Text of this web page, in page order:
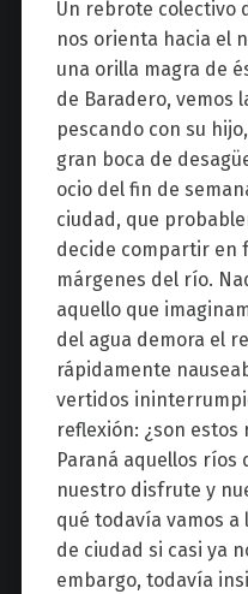
Un rebrote colectivo
nos orienta hacia el
una orilla magra de
de Baradero, vemos
pescando con su
gran boca de
ocio del fin de
ciudad, que
decide compartir en
márgenes del río.
aquello que
del agua demora el
rápidamente
vertidos
reflexión: ¿son estos
Paraná aquellos ríos
nuestro disfrute y
qué todavía vamos
de ciudad si casi ya
embargo, todavía